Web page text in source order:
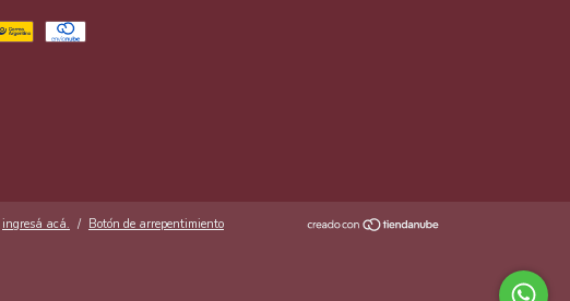
ingresá acá. / Botón de arrepentimiento